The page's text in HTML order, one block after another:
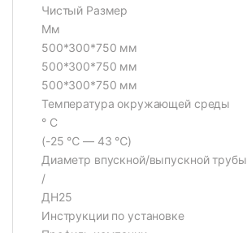
Чистый Размер
Мм
500*300*750 мм
500*300*750 мм
500*300*750 мм
Температура окружающей среды
° С
(-25 ℃ — 43 ℃)
Диаметр впускной/выпускной трубы
/
ДН25
Инструкции по установке